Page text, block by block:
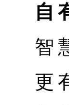
自
智
更